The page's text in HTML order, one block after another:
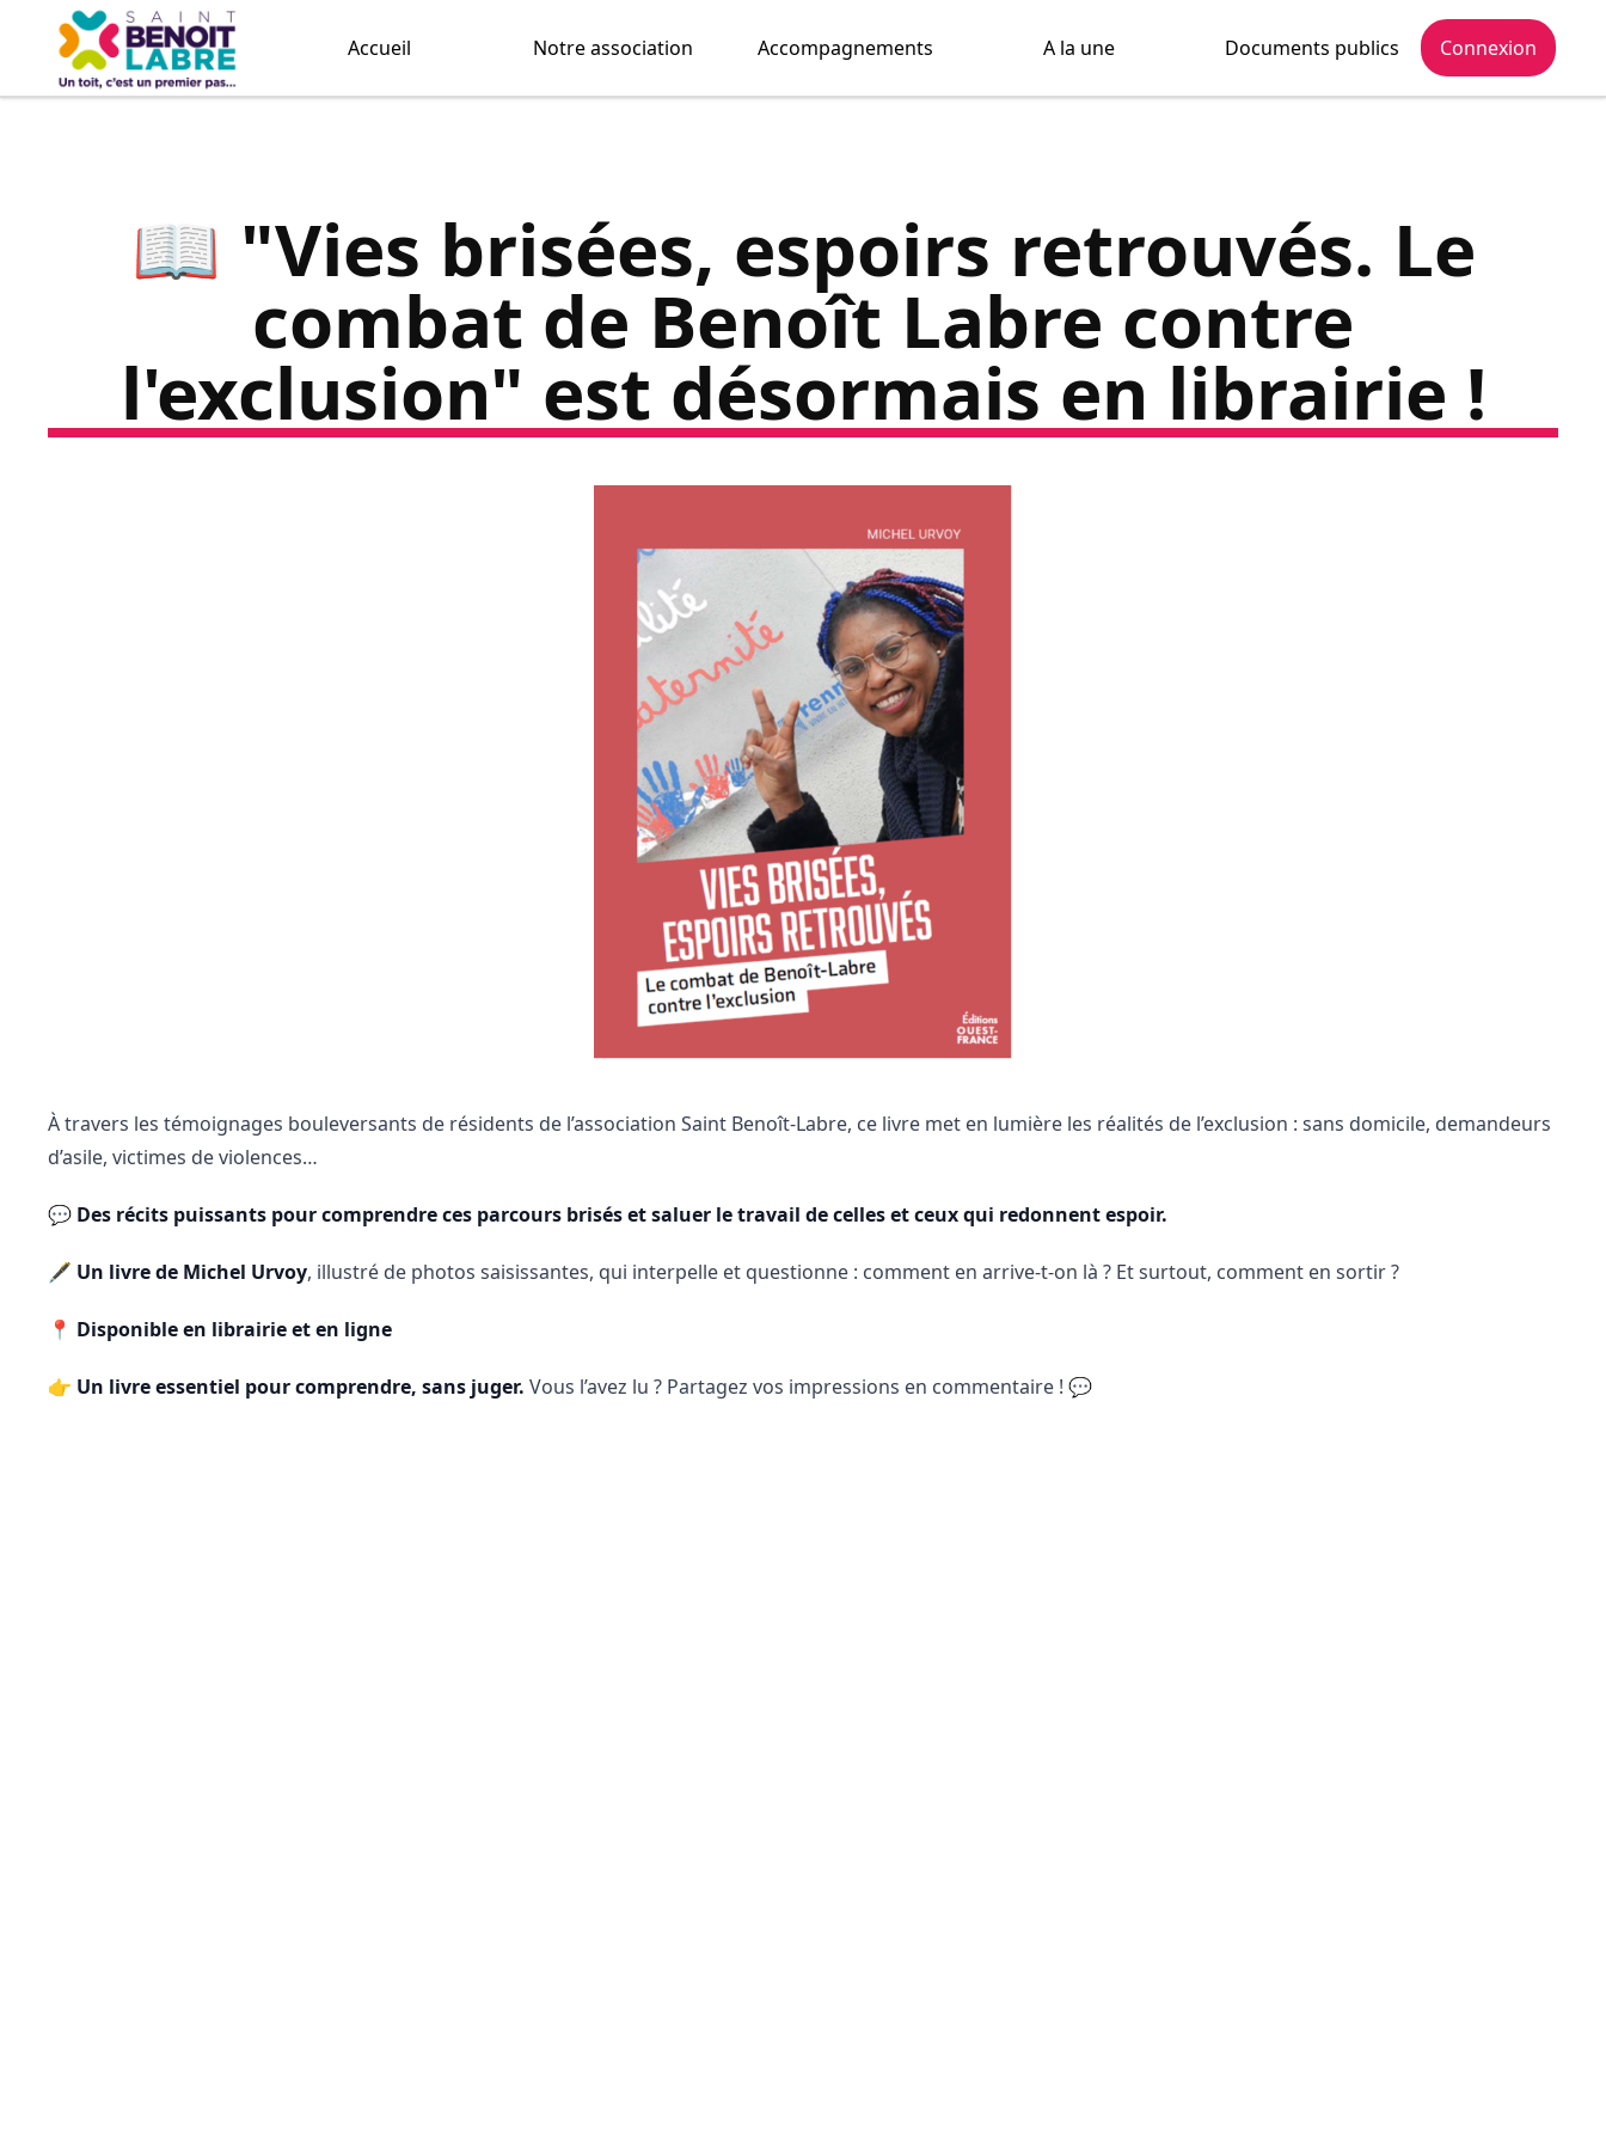
Accueil Notre association Accompagnements A la une Documents publics Connexion
📖 "Vies brisées, espoirs retrouvés. Le
combat de Benoît Labre contre
l'exclusion" est désormais en librairie !
À travers les témoignages bouleversants de résidents de l’association Saint Benoît-Labre, ce livre met en lumière les réalités de l’exclusion : sans domicile, demandeurs
d’asile, victimes de violences…
💬 Des récits puissants pour comprendre ces parcours brisés et saluer le travail de celles et ceux qui redonnent espoir.
🖋️ Un livre de Michel Urvoy, illustré de photos saisissantes, qui interpelle et questionne : comment en arrive-t-on là ? Et surtout, comment en sortir ?
📍 Disponible en librairie et en ligne
👉 Un livre essentiel pour comprendre, sans juger. Vous l’avez lu ? Partagez vos impressions en commentaire ! 💬